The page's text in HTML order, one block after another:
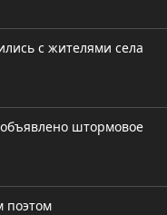
с жителями села
объявлено штормовое
поэтом